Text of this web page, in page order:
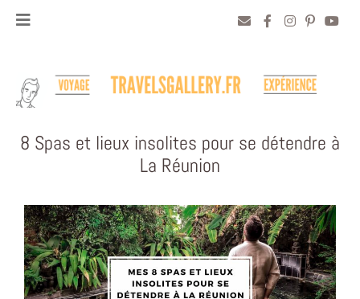
8 Spas et lieux insolites pour se détendre à
La Réunion